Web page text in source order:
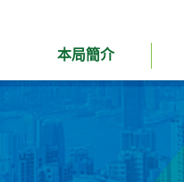
本局簡介